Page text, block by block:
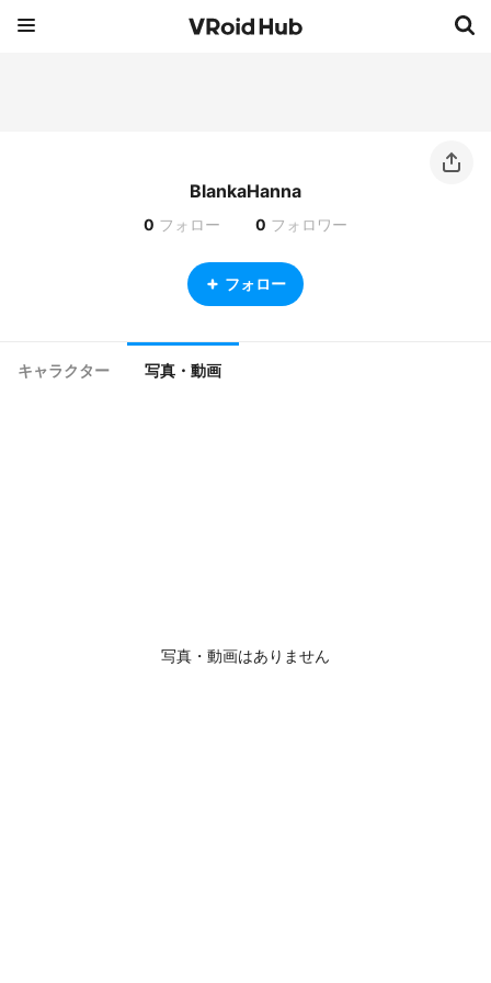
BlankaHanna
0 フォロー 0 フォロワー
フォロー
キャラクター 写真・動画
写真・動画はありません